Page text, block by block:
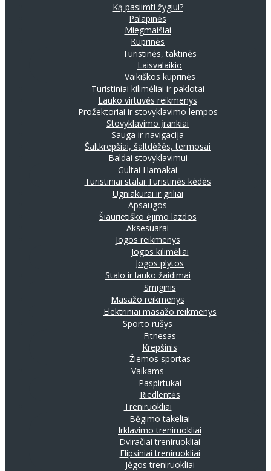
Ką pasiimti žygiui?
Palapinės
Miegmaišiai
Kuprinės
Turistinės, taktinės
Laisvalaikio
Vaikiškos kuprinės
Turistiniai kilimėliai ir paklotai
Lauko virtuvės reikmenys
Prožektoriai ir stovyklavimo lempos
Stovyklavimo įrankiai
Sauga ir navigacija
Šaltkrepšiai, šaltdėžės, termosai
Baldai stovyklavimui
Gultai Hamakai
Turistiniai stalai Turistinės kėdės
Ugniakurai ir griliai
Apsaugos
Šiaurietiško ėjimo lazdos
Aksesuarai
Jogos reikmenys
Jogos kilimėliai
Jogos plytos
Stalo ir lauko žaidimai
Smiginis
Masažo reikmenys
Elektriniai masažo reikmenys
Sporto rūšys
Fitnesas
Krepšinis
Žiemos sportas
Vaikams
Paspirtukai
Riedlentės
Treniruokliai
Bėgimo takeliai
Irklavimo treniruokliai
Dviračiai treniruokliai
Elipsiniai treniruokliai
Jėgos treniruokliai